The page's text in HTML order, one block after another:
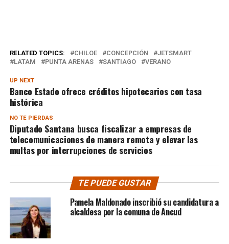
RELATED TOPICS: CHILOE CONCEPCIÓN
JETSMART
LATAM
PUNTA ARENAS SANTIAGO VERANO
UP NEXT
Banco Estado ofrece créditos hipotecarios con tasa
histórica
NO TE PIERDAS
Diputado Santana busca fiscalizar a empresas de
telecomunicaciones de manera remota y elevar las
multas por interrupciones de servicios
TE PUEDE GUSTAR
Pamela Maldonado inscribió su candidatura a
alcaldesa por la comuna de Ancud